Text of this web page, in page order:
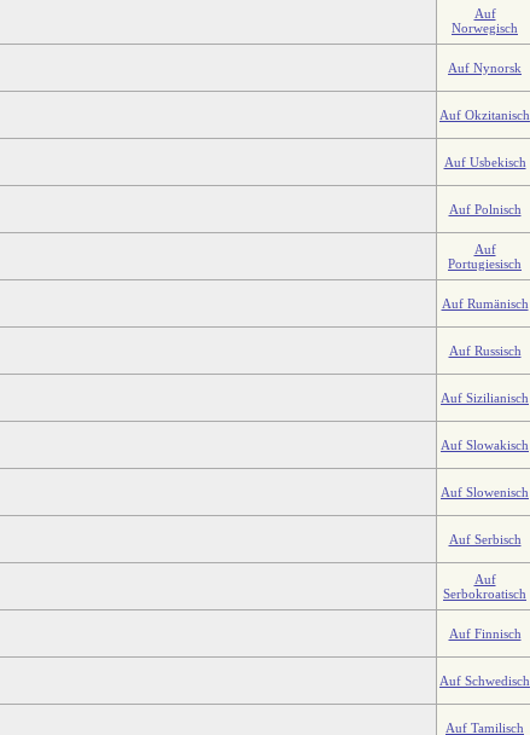
Auf
Norwegisch
Auf Nynorsk
Auf Okzitanisch
Auf Usbekisch
Auf Polnisch
Auf
Portugiesisch
Auf Rumänisch
Auf Russisch
Auf Sizilianisch
Auf Slowakisch
Auf Slowenisch
Auf Serbisch
Auf
Serbokroatisch
Auf Finnisch
Auf Schwedisch
Auf Tamilisch